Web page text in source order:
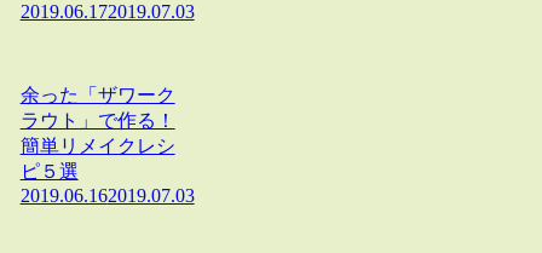
2019.06.172019.07.03
余った「ザワーク
ラウト」で作る！
簡単リメイクレシ
ピ５選
2019.06.162019.07.03